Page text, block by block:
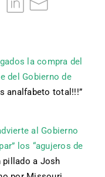
la compra del
del Gobierno de
analfabeto total!!!”
al Gobierno
los “agujeros de
pillado a Josh